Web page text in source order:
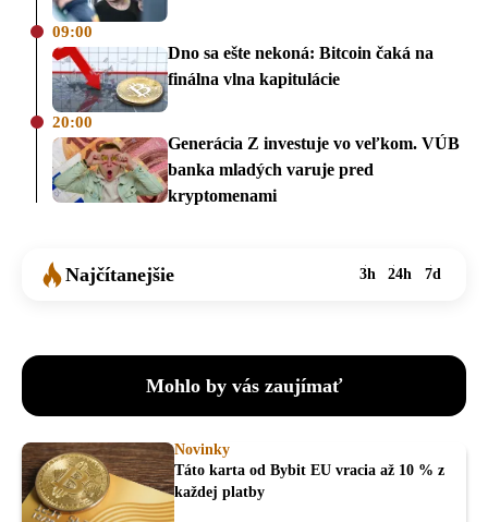
09:00
Dno sa ešte nekoná: Bitcoin čaká na
finálna vlna kapitulácie
20:00
Generácia Z investuje vo veľkom. VÚB
banka mladých varuje pred
kryptomenami
Najčítanejšie 3h 24h 7d
Mohlo by vás zaujímať
Novinky
Táto karta od Bybit EU vracia až 10 % z
každej platby